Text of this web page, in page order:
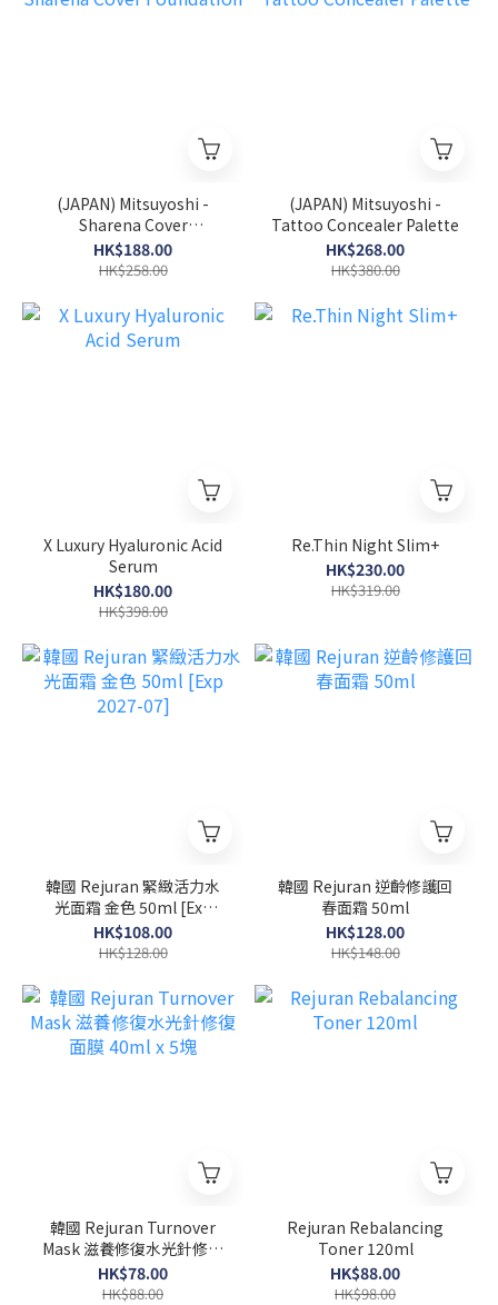
(JAPAN) Mitsuyoshi -
Sharena Cover
Foundation
HK$188.00
HK$258.00
(JAPAN) Mitsuyoshi -
Tattoo Concealer Palette
HK$268.00
HK$380.00
X Luxury Hyaluronic Acid
Serum
HK$180.00
HK$398.00
Re.Thin Night Slim+
HK$230.00
HK$319.00
韓國 Rejuran 緊緻活力水
光面霜 金色 50ml [Exp
2027-07]
HK$108.00
HK$128.00
韓國 Rejuran 逆齡修護回
春面霜 50ml
HK$128.00
HK$148.00
韓國 Rejuran Turnover
Mask 滋養修復水光針修復
面膜 40ml x 5塊
HK$78.00
HK$88.00
Rejuran Rebalancing
Toner 120ml
HK$88.00
HK$98.00